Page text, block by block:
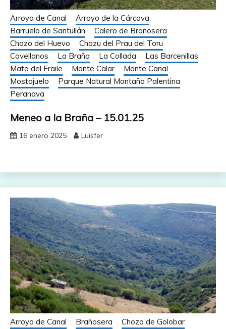
Arroyo de Canal
Arroyo de la Cárcava
Barruelo de Santullán
Calero de Brañosera
Chozo del Huevo
Chozu del Prau del Toru
Covellanos
La Braña La Collada
Las Barcenillas
Mata del Fraile
Monte Calar
Monte Canal
Mostajuelo
Parque Natural Montaña Palentina
Peranava
Meneo a la Braña – 15.01.25
16 enero 2025 Luisfer
Arroyo de Canal Brañosera
Chozo de Golobar